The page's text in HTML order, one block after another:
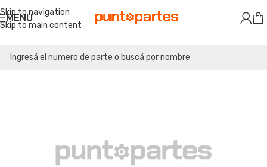
Skip to navigation
Skip to main content
MENÚ